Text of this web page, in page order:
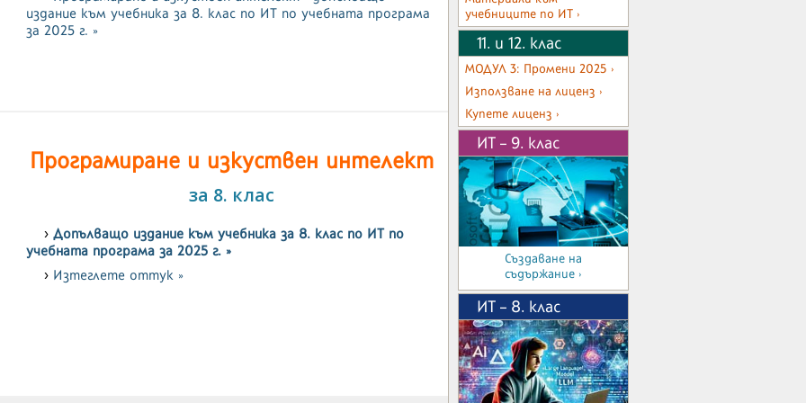
издание към учебника за 8. клас по ИТ по учебната програма
за 2025 г. »
Програмиране и изкуствен интелект
за 8. клас
Допълващо издание към учебника за 8. клас по ИТ по
учебната програма за 2025 г. »
Изтеглете оттук »
учебниците по ИТ ›
11. и 12. клас
МОДУЛ 3: Промени 2025 ›
Използване на лиценз ›
Купете лиценз ›
ИТ – 9. клас
Създаване на
съдържание ›
ИТ – 8. клас